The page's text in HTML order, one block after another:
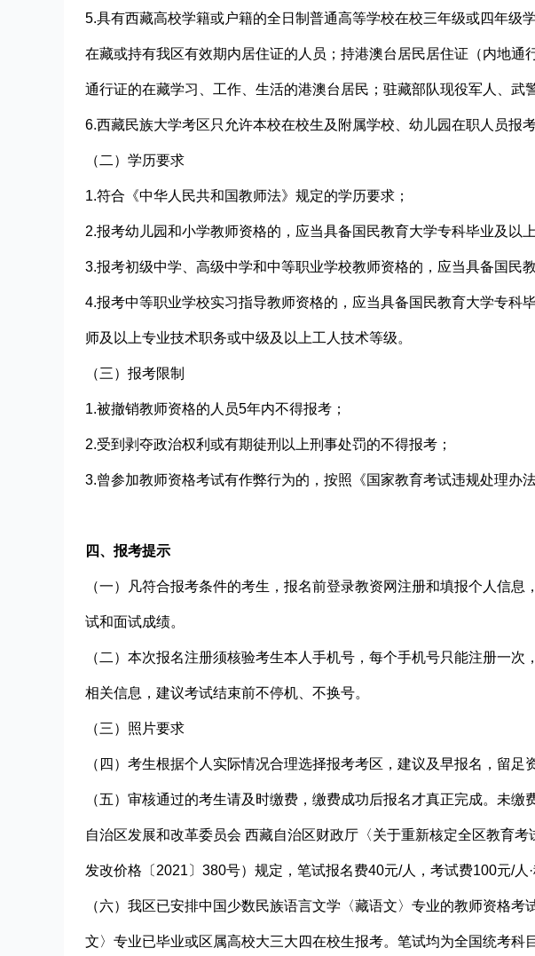
5.具有西藏高校学籍或户籍的全日制普通高等学校在校三年级或四年级
在藏或持有我区有效期内居住证的人员；持港澳台居民居住证（内地通
通行证的在藏学习、工作、生活的港澳台居民；驻藏部队现役军人、武
6.西藏民族大学考区只允许本校在校生及附属学校、幼儿园在职人员报考
（ 二 ）学历要求
1.符合《中华人民共和国教师法》规定的学历要求；
2.报考幼儿园和小学教师资格的，应当具备国民教育大学专科毕业及以上
3.报考初级中学、高级中学和中等职业学校教师资格的，应当具备国民
4.报考中等职业学校实习指导教师资格的，应当具备国民教育大学专科
师及以上专业技术职务或中级及以上工人技术等级。
（三）报考限制
1.被撤销教师资格的人员5年内不得报考；
2.受到剥夺政治权利或有期徒刑以上刑事处罚的不得报考；
3.曾参加教师资格考试有作弊行为的，按照《国家教育考试违规处理办
四、报考提示
（一） 凡符合报考条件的考生，报名前登录教资网注册和填报个人信息
试和面试成绩。
（ 二 ） 本次报名注册须核验考生本人手机号，每个手机号只能注册一次
相关信息，建议考试结束前不停机、不换号。
（三） 照片要求
（ 四 ） 考生根据个人实际情况合理选择报考考区，建议及早报名，留足
（五） 审核通过的考生请及时缴费，缴费成功后报名才真正完成。未缴
自治区发展和改革委员会 西藏自治区财政厅〈关于重新核定全区教育
发改价格〔2021〕380号）规定，笔试报名费40元/人，考试费100元/人·
（六） 我区已安排中国少数民族语言文学〈藏语文〉专业的教师资格考
文〉专业已毕业或区属高校大三大四在校生报考。笔试均为全国统考科